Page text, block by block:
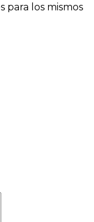
para los mismos